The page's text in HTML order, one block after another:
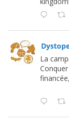
La